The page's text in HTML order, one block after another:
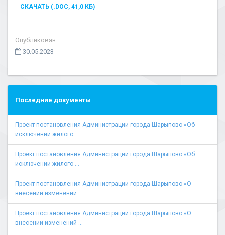
СКАЧАТЬ (.DOC, 41,0 КБ)
Опубликован
30.05.2023
Последние документы
Проект постановления Администрации города Шарыпово «Об
исключении жилого ...
Проект постановления Администрации города Шарыпово «Об
исключении жилого ...
Проект постановления Администрации города Шарыпово «О
внесении изменений ...
Проект постановления Администрации города Шарыпово «О
внесении изменений ...